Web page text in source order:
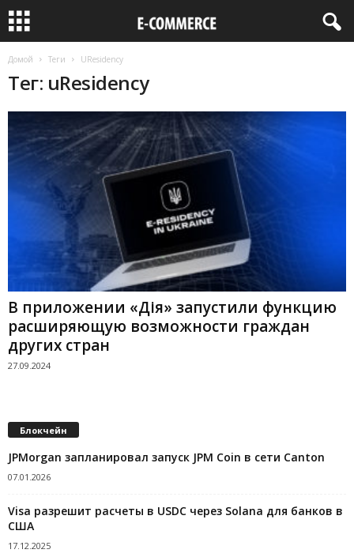
Домой Теги UResidency
Тег: uResidency
В приложении «Дія» запустили функцию
расширяющую возможности граждан
других стран
27.09.2024
Блокчейн
JPMorgan запланировал запуск JPM Coin в сети Canton
07.01.2026
Visa разрешит расчеты в USDC через Solana для банков в
США
17.12.2025